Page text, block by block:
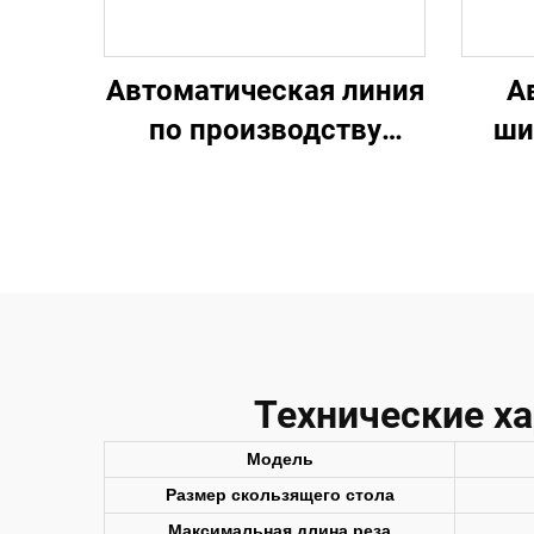
Автоматическая линия
по производству
Технические
Модель
Размер скользящего стола